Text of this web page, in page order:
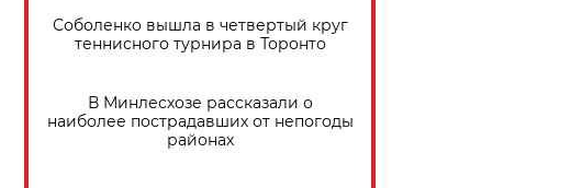
Соболенко вышла в четвертый круг
теннисного турнира в Торонто
В Минлесхозе рассказали о
наиболее пострадавших от непогоды
районах